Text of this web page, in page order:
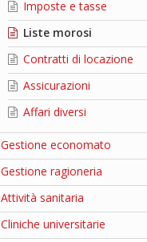
Imposte e tasse
Liste morosi
Contratti di locazione
Assicurazioni
Affari diversi
Gestione economato
Gestione ragioneria
Attività sanitaria
Cliniche universitarie